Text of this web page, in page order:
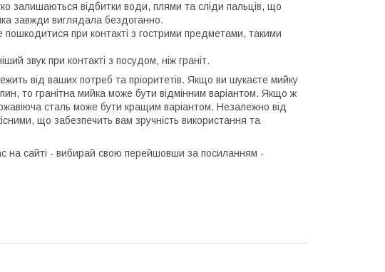
залишаються відбитки води, плями та сліди пальців, що
завжди виглядала бездоганно.
при контакті з гострими предметами, такими
звук при контакті з посудом, ніж граніт.
від ваших потреб та пріоритетів. Якщо ви шукаєте мийку
то гранітна мийка може бути відмінним варіантом. Якщо ж
сталь може бути кращим варіантом. Незалежно від
що забезпечить вам зручність використання та
на сайті - вибирай свою перейшовши за посиланням -